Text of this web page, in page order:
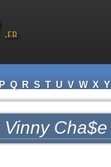
P Q R S T U V W X Y
Vinny Cha$e